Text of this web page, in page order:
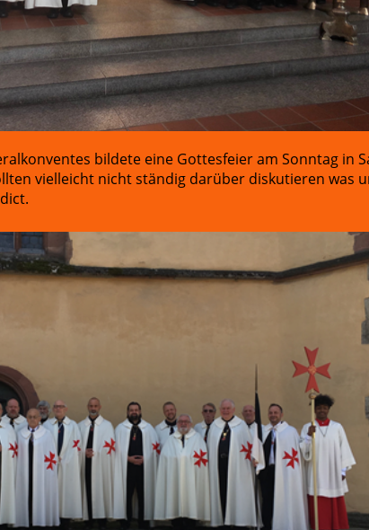
bildete eine Gottesfeier am Sonntag in
vielleicht nicht ständig darüber diskutieren was